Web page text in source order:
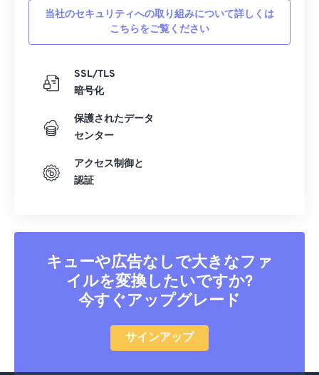
当社のセキュリティへの取り組みについて詳しくは
こちらをご覧ください
SSL/TLS
暗号化
保護されたデータ
センター
アクセス制御と
認証
キューや広告なしで大きなファ
イルを変換したいですか?
今すぐアップグレード
サインアップ